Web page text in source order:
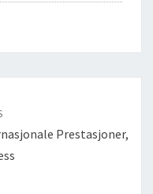
Prestasjoner,